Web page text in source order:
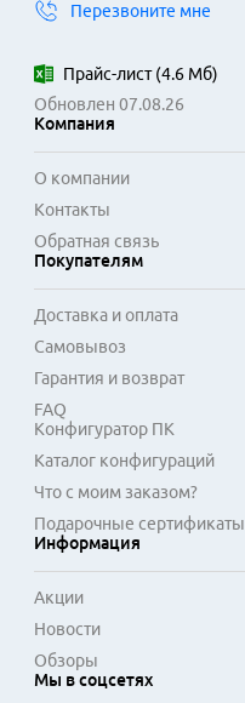
Перезвоните мне
Прайс-лист(4.6 Мб)
Обновлен 07.08.26
Компания
О компании
Контакты
Обратная связь
Покупателям
Доставка и оплата
Самовывоз
Гарантия и возврат
FAQ
Конфигуратор ПК
Каталог конфигураций
Что с моим заказом?
Подарочные сертификаты
Информация
Акции
Новости
Обзоры
Мы в соцсетях